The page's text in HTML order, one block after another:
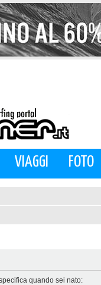
VIAGGI FOTO
quando sei nato: